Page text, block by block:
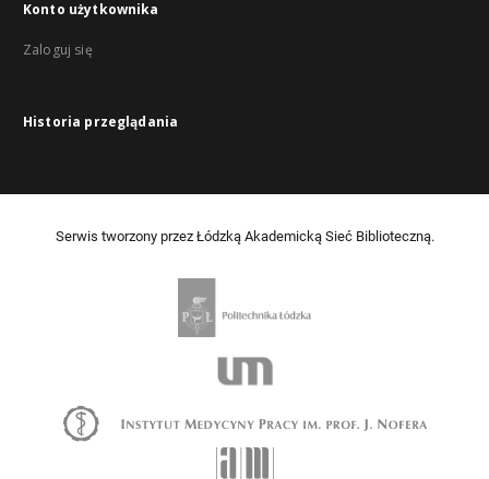
Konto użytkownika
Zaloguj się
Historia przeglądania
Serwis tworzony przez Łódzką Akademicką Sieć Biblioteczną.